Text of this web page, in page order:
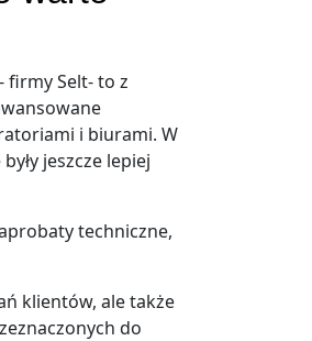
firmy Selt- to z
i biurami. W
jeszcze lepiej
techniczne,
klientów, ale także
do